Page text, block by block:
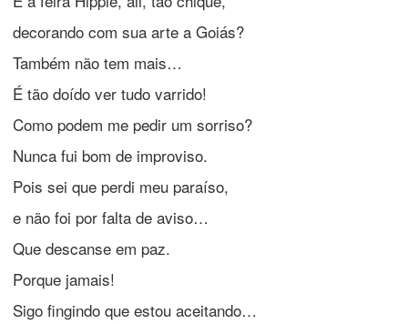
decorando com sua arte a Goiás?
Também não tem mais…
É tão doído ver tudo varrido!
Como podem me pedir um sorriso?
Nunca fui bom de improviso.
Pois sei que perdi meu paraíso,
e não foi por falta de aviso…
Que descanse em paz.
Porque jamais!
Sigo fingindo que estou aceitando…